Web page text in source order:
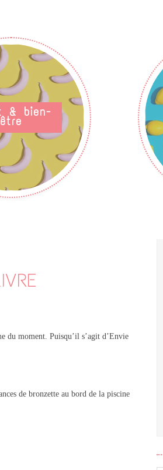
& bien-
être
du moment. Puisqu’il s’agit d’Envie
de bronzette au bord de la piscine